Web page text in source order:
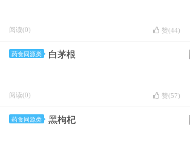
阅读(0) 赞(44)
药食同源类 白茅根
阅读(0) 赞(57)
药食同源类 黑枸杞